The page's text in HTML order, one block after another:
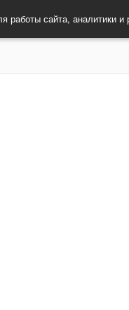
сайта, аналитики